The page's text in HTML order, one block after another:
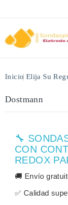
Inicio Elija Su
Dostmann
🔧
CON
REDOX
🚚 Envío
✅ Calidad